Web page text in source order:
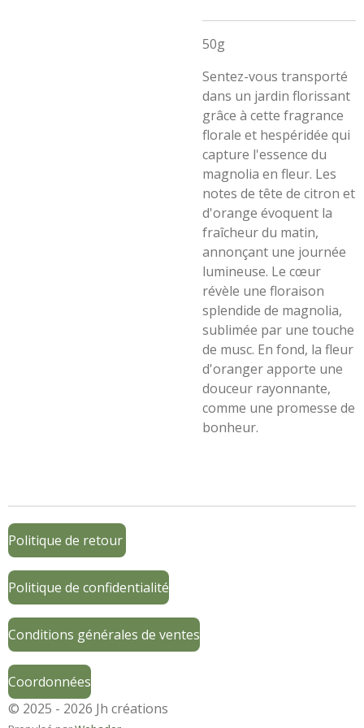
50g
Sentez-vous transporté
dans un jardin florissant
grâce à cette fragrance
florale et hespéridée qui
capture l'essence du
magnolia en fleur. Les
notes de tête de citron et
d'orange évoquent la
fraîcheur du matin,
annonçant une journée
lumineuse. Le cœur
révèle une floraison
splendide de magnolia,
sublimée par une touche
de musc. En fond, la fleur
d'oranger apporte une
douceur rayonnante,
comme une promesse de
bonheur.
Politique de retour
Politique de confidentialité
Conditions générales de ventes
Coordonnées
© 2025 - 2026 Jh créations